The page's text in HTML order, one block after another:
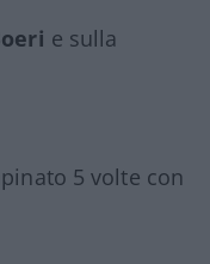
e sulla
5 volte con